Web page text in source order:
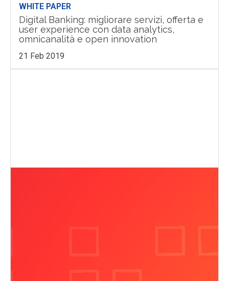
WHITE PAPER
Digital Banking: migliorare servizi, offerta e
user experience con data analytics,
omnicanalità e open innovation
21 Feb 2019